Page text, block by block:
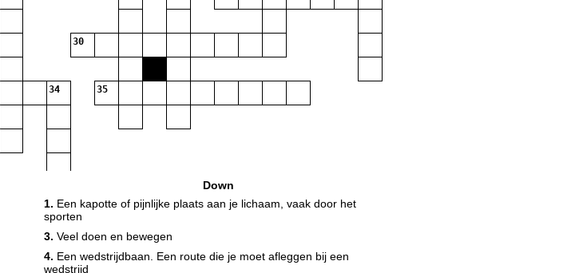
30
34 35
Down
1. Een kapotte of pijnlijke plaats aan je lichaam, vaak door het
sporten
3. Veel doen en bewegen
4. Een wedstrijdbaan. Een route die je moet afleggen bij een
wedstrijd